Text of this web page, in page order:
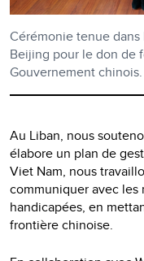
Cérémonie tenue
Beijing pour le don de
Gouvernement
Au Liban, nous
élabore un plan de
Viet Nam, nous
communiquer avec
handicapées, en
frontière chinoise.